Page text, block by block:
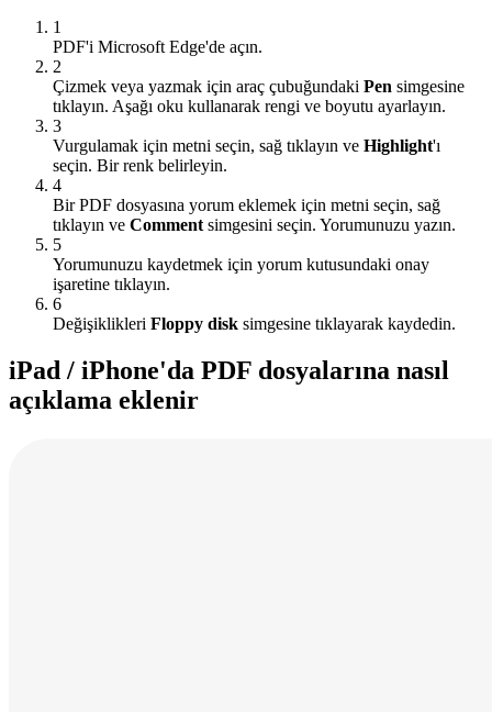
1
PDF'i Microsoft Edge'de açın.
2
Çizmek veya yazmak için araç çubuğundaki Pen simgesine
tıklayın. Aşağı oku kullanarak rengi ve boyutu ayarlayın.
3
Vurgulamak için metni seçin, sağ tıklayın ve Highlight'ı
seçin. Bir renk belirleyin.
4
Bir PDF dosyasına yorum eklemek için metni seçin, sağ
tıklayın ve Comment simgesini seçin. Yorumunuzu yazın.
5
Yorumunuzu kaydetmek için yorum kutusundaki onay
işaretine tıklayın.
6
Değişiklikleri Floppy disk simgesine tıklayarak kaydedin.
iPad / iPhone'da PDF dosyalarına nasıl
açıklama eklenir